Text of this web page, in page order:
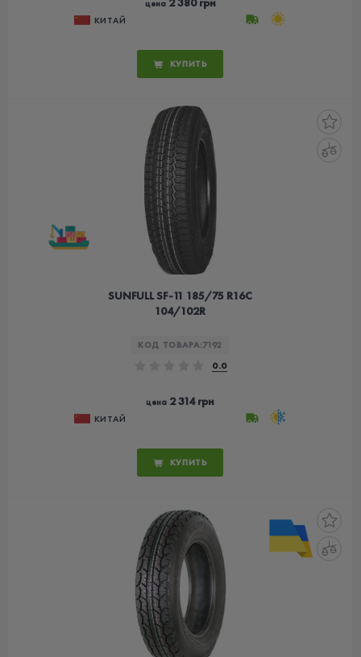
цена
КИТАЙ
КУПИТЬ
SUNFULL SF-11 185/75 R16C
104/102R
КОД ТОВАРА:7192
0.0
цена 2 314 грн
КИТАЙ
КУПИТЬ